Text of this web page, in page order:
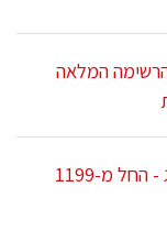
שבועות 2026 - הרשימה המלאה
הפעלת יום הולדת גיימינג - החל מ-1199